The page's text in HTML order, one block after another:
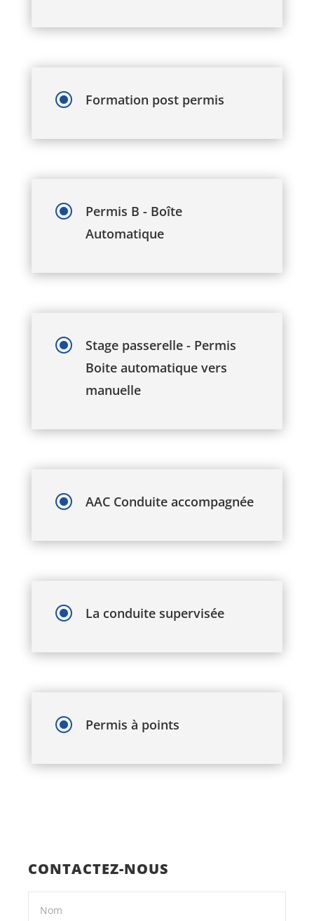
\ Formation post permis
\
Permis B - Boîte
Automatique
\
Stage passerelle - Permis
Boite automatique vers
manuelle
\ AAC Conduite accompagnée
\ La conduite supervisée
\ Permis à points
CONTACTEZ-NOUS